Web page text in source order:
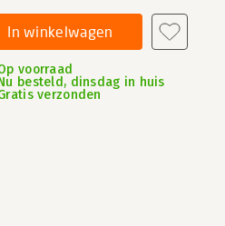
In winkelwagen
voorraad
besteld, dinsdag in huis
verzonden